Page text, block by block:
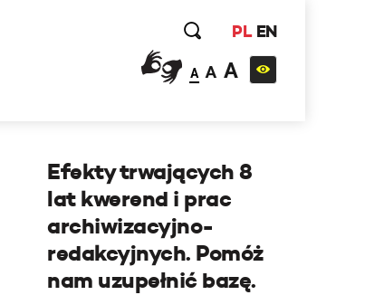
PL EN
A A A
Efekty trwających 8
lat kwerend i prac
archiwizacyjno-
redakcyjnych. Pomóż
nam uzupełnić bazę.